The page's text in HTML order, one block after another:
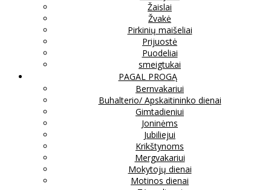
Žaislai
Žvakė
Pirkinių maišeliai
Prijuostė
Puodeliai
smeigtukai
PAGAL PROGĄ
Bernvakariui
Buhalterio/ Apskaitininko dienai
Gimtadieniui
Joninėms
Jubiliejui
Krikštynoms
Mergvakariui
Mokytojų dienai
Motinos dienai